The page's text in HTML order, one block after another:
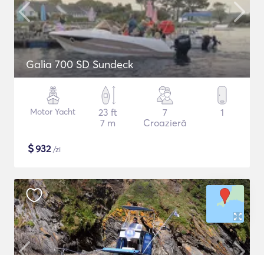
Galia 700 SD Sundeck
Motor Yacht
23 ft
7 m
7
Croazieră
1
$932/zi